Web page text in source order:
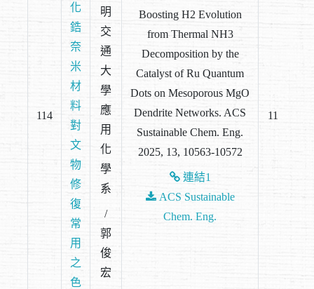
114
化
鋯
奈
米
材
料
對
文
物
修
復
常
用
之
色
明
交
通
大
學
應
用
化
學
系
/
郭
俊
宏
Boosting H2 Evolution
from Thermal NH3
Decomposition by the
Catalyst of Ru Quantum
Dots on Mesoporous MgO
Dendrite Networks. ACS
Sustainable Chem. Eng.
2025, 13, 10563-10572
連結1
ACS Sustainable
Chem. Eng.
11